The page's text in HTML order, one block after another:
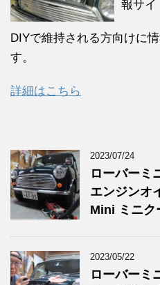
報サイ
DIYで維持される方向けに
す。
詳細はこちら
2023/07/24
ローバー
エンジンオ
Mini ミニク
2023/05/22
ローバーミ